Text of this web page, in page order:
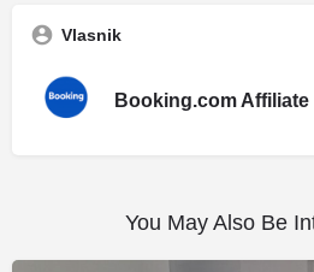
Vlasnik
Booking.com Affiliate
You May Also Be